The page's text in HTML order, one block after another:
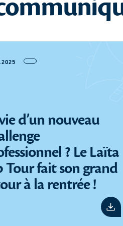
d’un nouveau
? Le Laïta
Tour fait son grand
à la rentrée !